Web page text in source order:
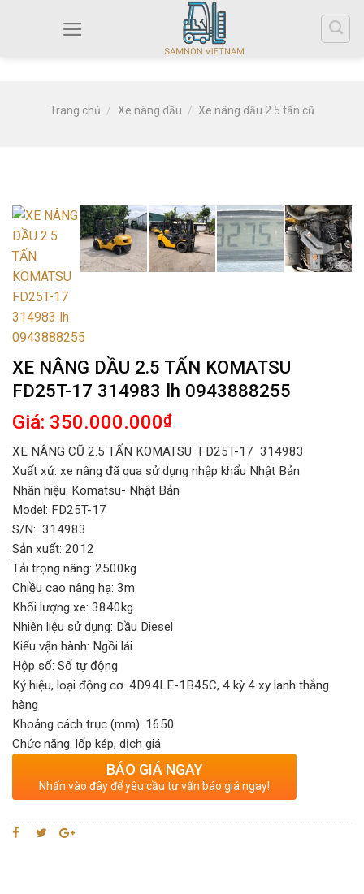
Trang chủ / Xe nâng dầu / Xe nâng dầu 2.5 tấn cũ
XE NÂNG DẦU 2.5 TẤN KOMATSU
FD25T-17 314983 lh 0943888255
Giá: 350.000.000₫
XE NÂNG CŨ 2.5 TẤN KOMATSU FD25T-17 314983
Xuất xứ: xe nâng đã qua sử dụng nhập khẩu Nhật Bản
Nhãn hiệu: Komatsu- Nhật Bản
Model: FD25T-17
S/N: 314983
Sản xuất: 2012
Tải trọng nâng: 2500kg
Chiều cao nâng hạ: 3m
Khối lượng xe: 3840kg
Nhiên liệu sử dụng: Dầu Diesel
Kiểu vận hành: Ngồi lái
Hộp số: Số tự động
Ký hiệu, loại động cơ :4D94LE-1B45C, 4 kỳ 4 xy lanh thẳng
hàng
Khoảng cách trục (mm): 1650
Chức năng: lốp kép, dịch giá
BÁO GIÁ NGAY
Nhấn vào đây để yêu cầu tư vấn báo giá ngay!